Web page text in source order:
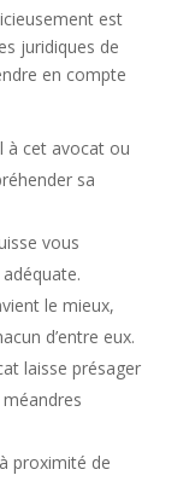
est
juridiques de
en compte
à cet avocat ou
sa
vous
le mieux,
d’entre eux.
laisse présager
proximité de